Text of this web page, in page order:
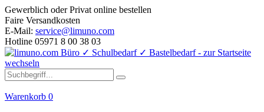
Gewerblich oder Privat online bestellen
Faire Versandkosten
E-Mail: service@limuno.com
Hotline 05971 8 00 38 03
Warenkorb 0